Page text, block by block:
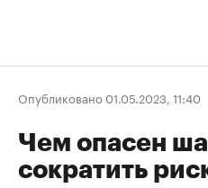
Опубликовано 01.05.2023, 11:40
Чем опасен
сократить